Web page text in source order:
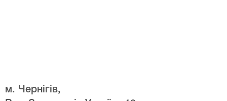
м. Чернігів,